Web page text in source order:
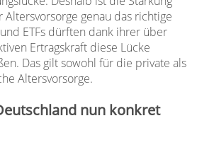
genau das richtige
ETFs dürften dank ihrer über
Ertragskraft diese Lücke
Das gilt sowohl für die private als
Altersvorsorge.
nun konkret